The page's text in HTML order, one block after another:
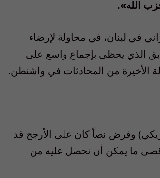
الله».
في لبنان، في محاولة لإرضاء
الذي يحظى بإجماع واسع على
الأخيرة من المحادثات في واشنطن.
وفرض نصاً كان على الأرجح قد
أقصى ما يمكن أن نحصل عليه من